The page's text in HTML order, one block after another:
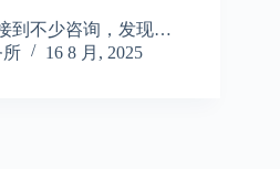
到不少咨询，发现…
所
16 8 月, 2025